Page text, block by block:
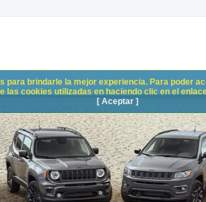
para brindarle la mejor experiencia. Para poder
las cookies utilizadas en haciendo clic en el
[ Aceptar ]